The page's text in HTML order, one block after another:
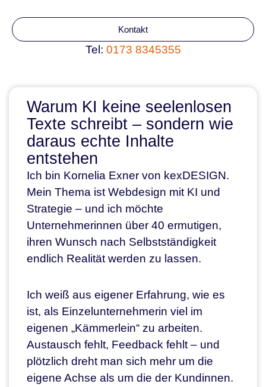
Kontakt
Tel: 0173 8345355
Warum KI keine seelenlosen
Texte schreibt – sondern wie
daraus echte Inhalte
entstehen
Ich bin Kornelia Exner von kexDESIGN.
Mein Thema ist Webdesign mit KI und
Strategie – und ich möchte
Unternehmerinnen über 40 ermutigen,
ihren Wunsch nach Selbstständigkeit
endlich Realität werden zu lassen.
Ich weiß aus eigener Erfahrung, wie es
ist, als Einzelunternehmerin viel im
eigenen „Kämmerlein“ zu arbeiten.
Austausch fehlt, Feedback fehlt – und
plötzlich dreht man sich mehr um die
eigene Achse als um die der Kundinnen.